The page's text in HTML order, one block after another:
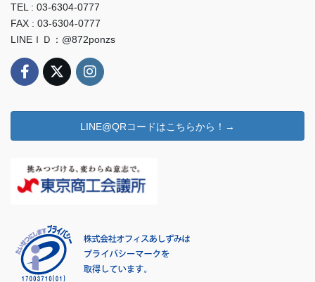
TEL : 03-6304-0777
FAX : 03-6304-0777
LINEＩＤ：@872ponzs
LINE@QRコードはこちらから！→